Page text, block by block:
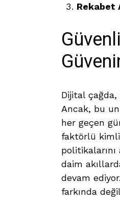
Rekabet
Dijital çağda,
Ancak, bu
her geçen
faktörlü
daim
devam
farkında